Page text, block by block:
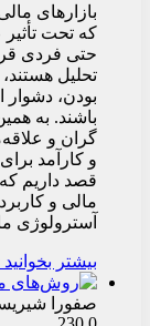
بازارهای
که تحت
حتى فردى
تحليل
بودن،
باشند. به
گران و
و كارآمد
قصد داريم
مالی و
آسترولوژی
بیشتر بخوانید
صفورا شیری